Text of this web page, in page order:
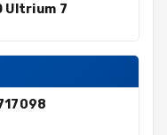
Ultrium 7